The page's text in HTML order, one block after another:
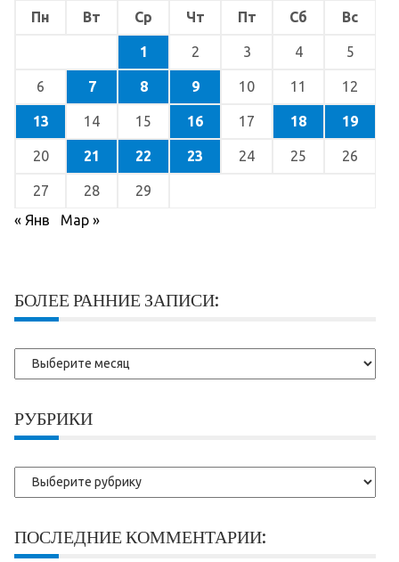
Пн Вт Ср Чт Пт Сб Вс
1 2 3 4 5
6 7 8 9 10 11 12
13 14 15 16 17 18 19
20 21 22 23 24 25 26
27 28
29
« Янв
Мар »
БОЛЕЕ РАННИЕ ЗАПИСИ:
Более
ранние
РУБРИКИ
Рубрики
ПОСЛЕДНИЕ КОММЕНТАРИИ: